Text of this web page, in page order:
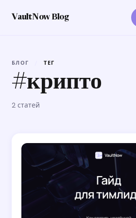
VaultNow Blog
БЛОГ ТЕГ
#крипто
2 статей